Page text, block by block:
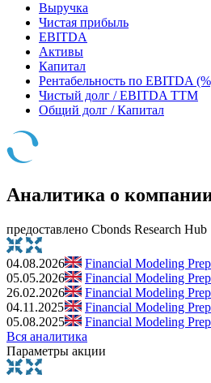
Выручка
Чистая прибыль
EBITDA
Активы
Капитал
Рентабельность по EBITDA
Чистый долг / EBITDA TTM
Общий долг / Капитал
Аналитика о
предоставлено Cbonds Research Hub
04.08.2026 Financial Modeling
05.05.2026
Financial Modeling
26.02.2026
Financial Modeling
04.11.2025
Financial Modeling
05.08.2025
Financial Modeling
Вся аналитика
Параметры акции